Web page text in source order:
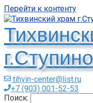
Перейти к контенту
tihvin-center@list.ru
+7 (903) 001-52-53
Поиск: